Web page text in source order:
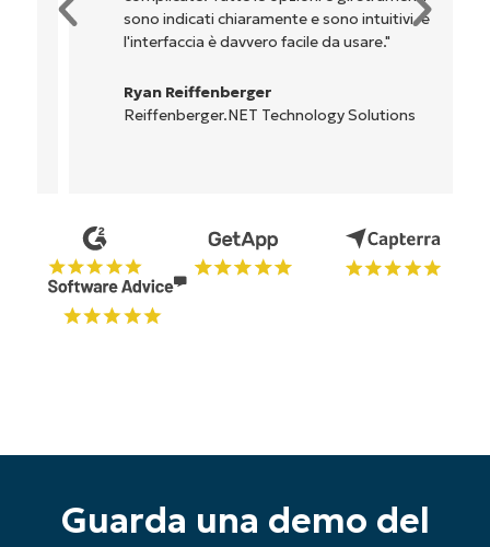
sono indicati chiaramente e sono intuitivi, e
l'interfaccia è davvero facile da usare."
Ryan Reiffenberger
Reiffenberger.NET Technology Solutions
Guarda una demo del